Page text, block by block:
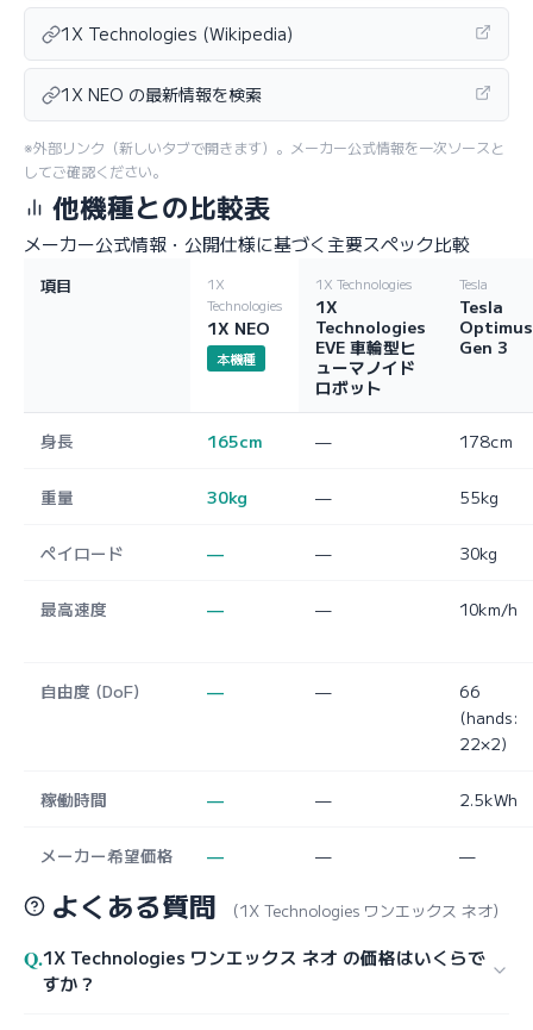
1X Technologies (Wikipedia)
1X NEO の最新情報を検索
※外部リンク（新しいタブで開きます）。メーカー公式情報を一次ソースと
してご確認ください。
他機種との比較表
メーカー公式情報・公開仕様に基づく主要スペック比較
項目
1X
Technologies
1X NEO
本機種
1X Technologies
1X
Technologies
EVE 車輪型ヒ
ューマノイド
ロボット
Tesla
Tesla
Optimus
Gen 3
身長 165cm — 178cm
重量 30kg — 55kg
ペイロード — — 30kg
最高速度 — — 10km/h
自由度 (DoF) — —
66
(hands:
22×2)
稼働時間 — — 2.5kWh
メーカー希望価格 — — —
よくある質問 （1X Technologies ワンエックス ネオ）
Q.1X Technologies ワンエックス ネオ の価格はいくらで
すか？